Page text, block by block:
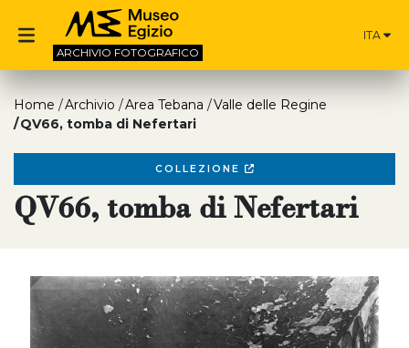
ARCHIVIO FOTOGRAFICO
ITA
Home Archivio Area Tebana
Valle delle Regine
QV66, tomba di Nefertari
COLLEZIONE
QV66, tomba di Nefertari